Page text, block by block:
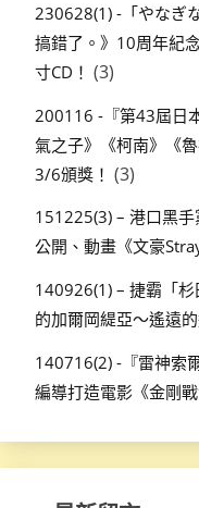
230628(1) -「やなぎ
搞錯了。》10周年紀
寸CD！ (3)
200116 -『第43屆日
氣之子》《柯南》《
3/6頒獎！ (3)
151225(3) – 港口黑
公開、動畫《文豪
140926(1) – 捷霸「
的加爾岡緹亞～遙遠
140716(2) -『雷神索
編導打造電影《金剛